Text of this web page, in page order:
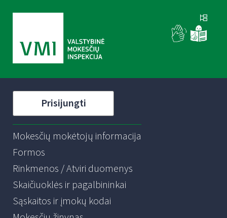
Prisijungti
Mokesčių mokėtojų informacija
Formos
Rinkmenos / Atviri duomenys
Skaičiuoklės ir pagalbininkai
Sąskaitos ir įmokų kodai